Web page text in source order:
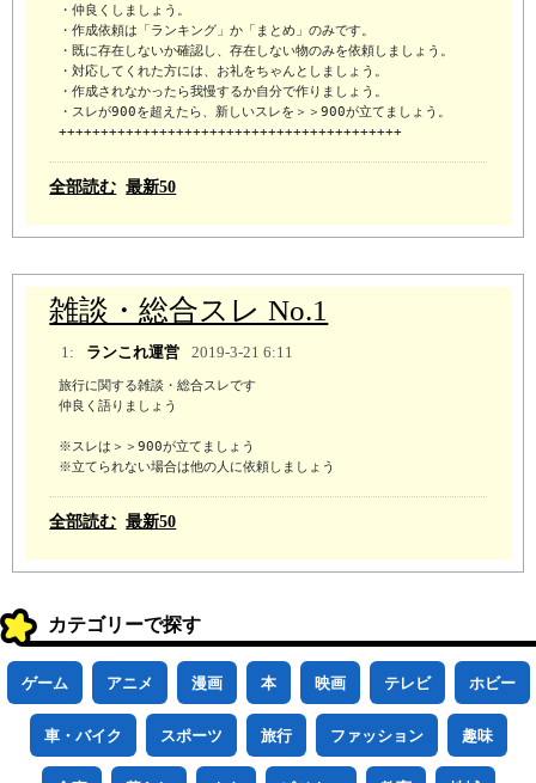
・仲良くしましょう。
・作成依頼は「ランキング」か「まとめ」のみです。
・既に存在しないか確認し、存在しない物のみを依頼しましょう。
・対応してくれた方には、お礼をちゃんとしましょう。
・作成されなかったら我慢するか自分で作りましょう。
・スレが900を超えたら、新しいスレを＞＞900が立てましょう。
+++++++++++++++++++++++++++++++++++++++++
全部読む 最新50
雑談・総合スレ No.1
1: ランこれ運営 2019-3-21 6:11
旅行に関する雑談・総合スレです
仲良く語りましょう
※スレは＞＞900が立てましょう
※立てられない場合は他の人に依頼しましょう
全部読む 最新50
カテゴリーで探す
ゲーム アニメ 漫画 本 映画 テレビ ホビー
車・バイク スポーツ 旅行 ファッション 趣味